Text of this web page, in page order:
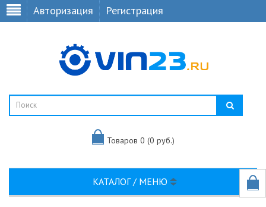
Авторизация Регистрация
Товаров 0 (0 руб.)
КАТАЛОГ / МЕНЮ